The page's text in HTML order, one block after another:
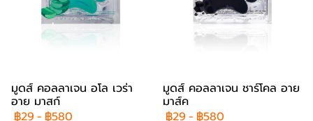
มูดส์ คอลลาเจน อโล เวร่า
อาย มาสก์
฿29 - ฿580
มูดส์ คอลลาเจน ชาร์โคล อาย
มาส์ค
฿29 - ฿580